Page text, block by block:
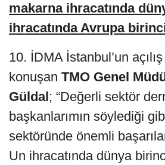
makarna ihracatında
ihracatında Avrupa
10. İDMA İstanbul’un
konuşan TMO Genel
Güldal; “Değerli sektör
başkanlarımın söylediği
sektöründe önemli
Un ihracatında dünya